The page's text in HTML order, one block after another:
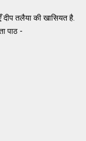
तलैया की खासियत है.
पाठ -